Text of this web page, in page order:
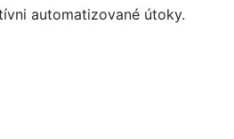
automatizované útoky.